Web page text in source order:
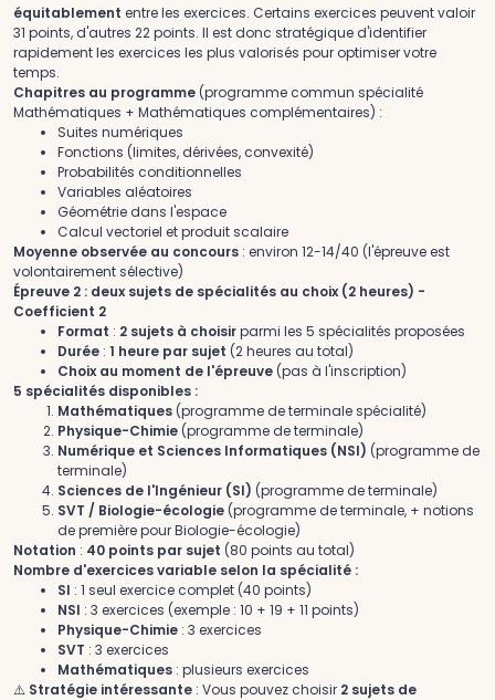
équitablement entre les exercices. Certains exercices peuvent valoir
31 points, d'autres 22 points. Il est donc stratégique d'identifier
rapidement les exercices les plus valorisés pour optimiser votre
temps.
Chapitres au programme (programme commun spécialité
Mathématiques + Mathématiques complémentaires) :
Suites numériques
Fonctions (limites, dérivées, convexité)
Probabilités conditionnelles
Variables aléatoires
Géométrie dans l'espace
Calcul vectoriel et produit scalaire
Moyenne observée au concours : environ 12-14/40 (l'épreuve est
volontairement sélective)
Épreuve 2 : deux sujets de spécialités au choix (2 heures) -
Coefficient 2
Format : 2 sujets à choisirparmi les 5 spécialités proposées
Durée : 1 heure par sujet (2 heures au total)
Choix au moment de l'épreuve (pas à l'inscription)
5 spécialités disponibles :
Mathématiques (programme de terminale spécialité)
Physique-Chimie (programme de terminale)
Numérique et Sciences Informatiques (NSI) (programme de
terminale)
Sciences de l'Ingénieur (SI) (programme de terminale)
SVT / Biologie-écologie (programme de terminale, + notions
de première pour Biologie-écologie)
Notation : 40 points par sujet (80 points au total)
Nombre d'exercices variable selon la spécialité :
SI : 1 seul exercice complet (40 points)
NSI : 3 exercices (exemple : 10 + 19 + 11 points)
Physique-Chimie : 3 exercices
SVT : 3 exercices
Mathématiques : plusieurs exercices
⚠️ Stratégie intéressante : Vous pouvez choisir 2 sujets de